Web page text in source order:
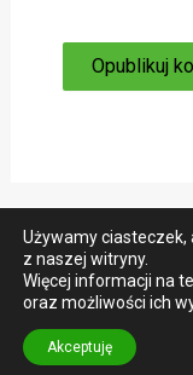
Używamy
z naszej witryny.
Więcej informacji na
oraz możliwości ich
Akceptuję